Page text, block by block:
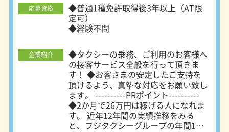
応募資格
◆普通1種免許取得後3年以上（AT限
定可）
◆経験不問
企業紹介
◆タクシーの乗務、ご利用のお客様へ
の接客サービス全般を行って頂きま
す！ ◆お客さまの安定したご支持を
頂けるよう、真摯な対応をお願い致し
ます。 ----------PRポイント----------
◆2か月で26万円は稼げる人になれま
す。 近年12年間の実績推移をみる
と、フジタクシーグループの年間1台